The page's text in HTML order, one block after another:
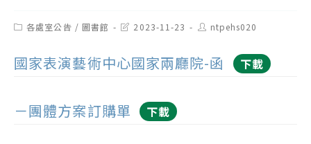
Post各處室公告 / 圖書館
Post2023-11-23
Post
author:
ntpehs020
國家表演藝術中心國家兩廳院-函 下載
－團體方案訂購單 下載